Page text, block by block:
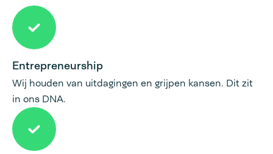
Entrepreneurship
Wij houden van uitdagingen en grijpen kansen. Dit zit
in ons DNA.